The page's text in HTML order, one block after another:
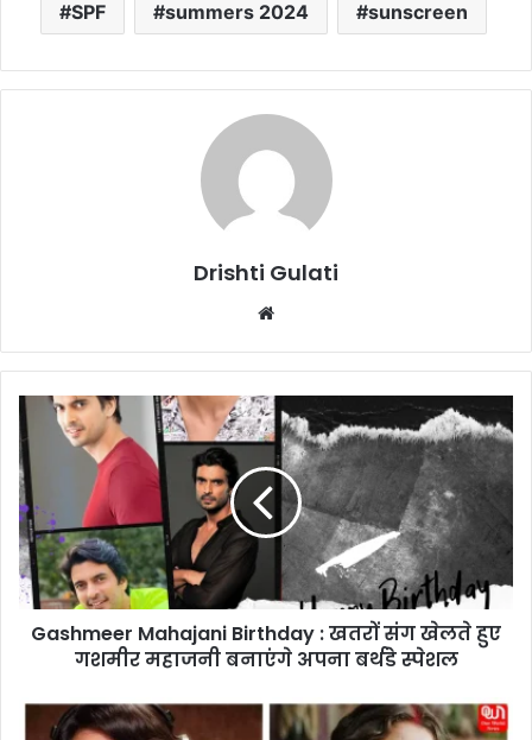
SPF summers 2024 sunscreen
Drishti Gulati
te
G
a
s
h
m
e
e
r
M
Gashmeer Mahajani Birthday : खतरों संग खेलते हुए
गशमीर महाजनी बनाएंगे अपना बर्थडे स्पेशल
T